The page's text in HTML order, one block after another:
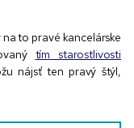
to pravé kancelárske
tím starostlivosti
nájsť ten pravý štýl,